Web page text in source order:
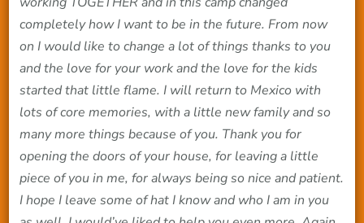
completely how I want to be in the future. From now
on I would like to change a lot of things thanks to you
and the love for your work and the love for the kids
started that little flame. I will return to Mexico with
lots of core memories, with a little new family and so
many more things because of you. Thank you for
opening the doors of your house, for leaving a little
piece of you in me, for always being so nice and patient.
I hope I leave some of hat I know and who I am in you